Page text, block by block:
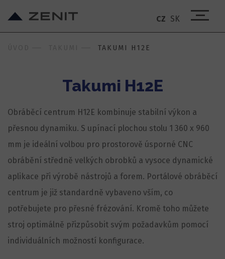
CZ SK
TAKUMI H12E
Takumi H12E
Obráběcí centrum H12E kombinuje stabilní výkon a
přesnou dynamiku. S upínací plochou stolu 1 360 x 960
mm je ideální volbou pro prostorově úsporné CNC
obrábění středně velkých obrobků a vysoce dynamické
aplikace při výrobě nástrojů a forem. Portálové obráběcí
centrum je již standardně vybaveno vším, co
potřebujete pro přesné frézování. Kromě toho můžete
stroj optimálně přizpůsobit svým požadavkům pomocí
individuálních možností konfigurace.